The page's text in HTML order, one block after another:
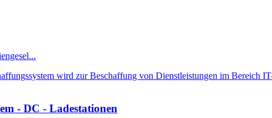
wird zur Beschaffung von Dienstleistungen im Bereich
- DC - Ladestationen